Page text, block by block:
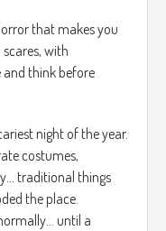
that makes you
with
think before
night of the year.
costumes,
traditional things
the place.
until a